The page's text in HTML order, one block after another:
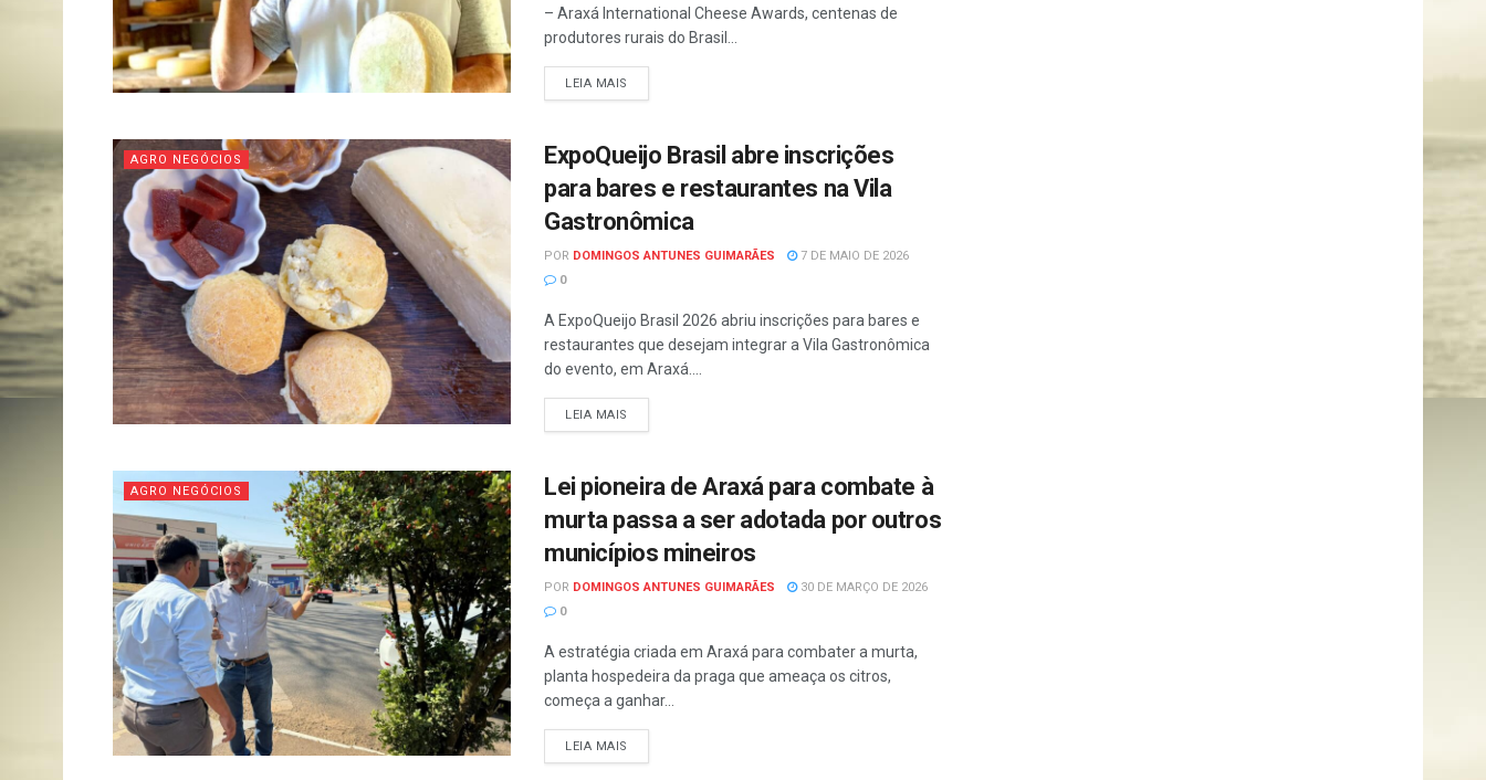
– Araxá International Cheese Awards, centenas de
produtores rurais do Brasil...
LEIA MAIS
AGRO NEGÓCIOS
ExpoQueijo Brasil abre inscrições
para bares e restaurantes na Vila
Gastronômica
POR DOMINGOS ANTUNES GUIMARÃES
7 DE MAIO DE 2026
0
A ExpoQueijo Brasil 2026 abriu inscrições para bares e
restaurantes que desejam integrar a Vila Gastronômica
do evento, em Araxá....
LEIA MAIS
AGRO NEGÓCIOS
Lei pioneira de Araxá para combate à
murta passa a ser adotada por outros
municípios mineiros
POR DOMINGOS ANTUNES GUIMARÃES
30 DE MARÇO DE 2026
0
A estratégia criada em Araxá para combater a murta,
planta hospedeira da praga que ameaça os citros,
começa a ganhar...
LEIA MAIS